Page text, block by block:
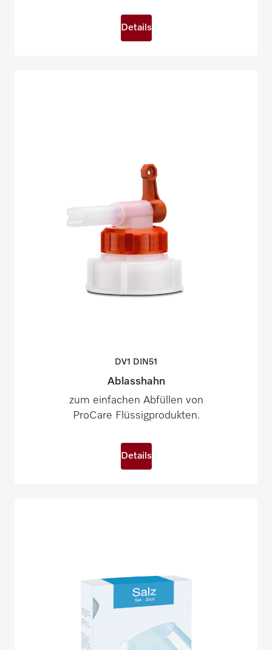
Details
DV1 DIN51
Ablasshahn
zum einfachen Abfüllen von
ProCare Flüssigprodukten.
Details